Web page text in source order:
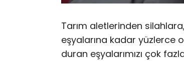
Tarım aletlerinden
eşyalarına kadar yüzlerce
duran eşyalarımızı çok